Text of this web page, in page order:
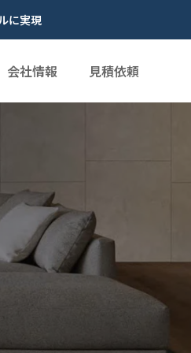
に実現
会社情報 見積依頼